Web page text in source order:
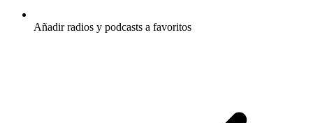
Añadir radios y podcasts a favoritos